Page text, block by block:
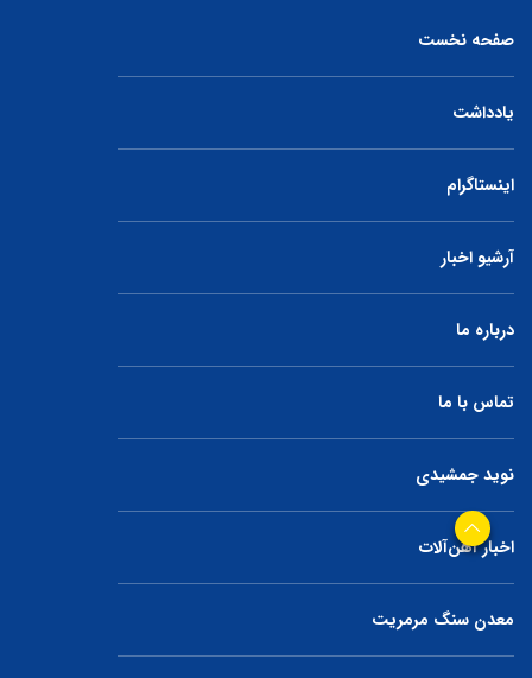
صفحه نخست
یادداشت
اینستاگرام
آرشیو اخبار
درباره ما
تماس با ما
نوید جمشیدی
اخبار آهن‌آلات
معدن سنگ مرمریت